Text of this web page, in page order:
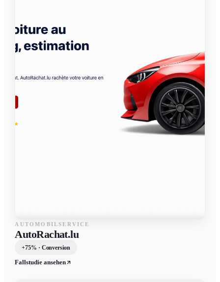
AUTOMOBILSERVICE
AutoRachat.lu
+75% · Conversion
Fallstudie ansehen